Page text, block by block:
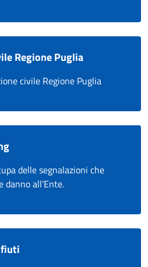
Regione Puglia
civile Regione Puglia
delle segnalazioni che
danno all’Ente.